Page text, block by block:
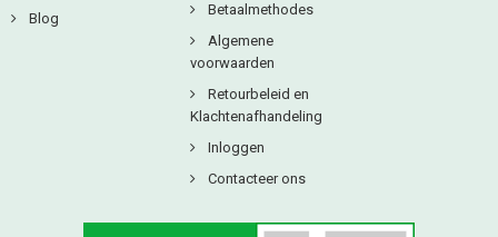
Blog
Betaalmethodes
Algemene
voorwaarden
Retourbeleid en
Klachtenafhandeling
Inloggen
Contacteer ons